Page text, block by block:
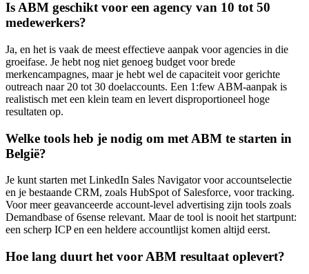
Is ABM geschikt voor een agency van 10 tot 50
medewerkers?
Ja, en het is vaak de meest effectieve aanpak voor agencies in die
groeifase. Je hebt nog niet genoeg budget voor brede
merkencampagnes, maar je hebt wel de capaciteit voor gerichte
outreach naar 20 tot 30 doelaccounts. Een 1:few ABM-aanpak is
realistisch met een klein team en levert disproportioneel hoge
resultaten op.
Welke tools heb je nodig om met ABM te starten in
België?
Je kunt starten met LinkedIn Sales Navigator voor accountselectie
en je bestaande CRM, zoals HubSpot of Salesforce, voor tracking.
Voor meer geavanceerde account-level advertising zijn tools zoals
Demandbase of 6sense relevant. Maar de tool is nooit het startpunt:
een scherp ICP en een heldere accountlijst komen altijd eerst.
Hoe lang duurt het voor ABM resultaat oplevert?